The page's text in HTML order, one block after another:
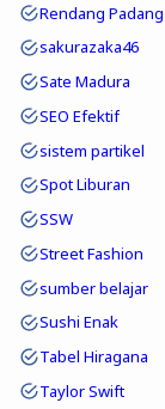
Rendang Padang
sakurazaka46
Sate Madura
SEO Efektif
sistem partikel
Spot Liburan
SSW
Street Fashion
sumber belajar
Sushi Enak
Tabel Hiragana
Taylor Swift